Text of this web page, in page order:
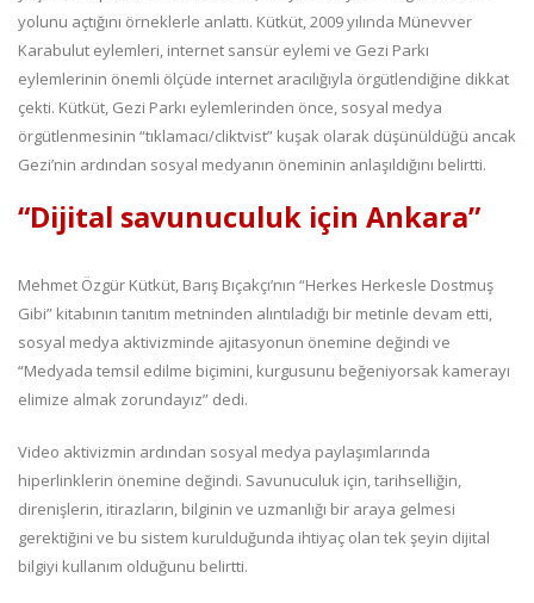
yolunu açtığını örneklerle anlattı. Kütküt, 2009 yılında Münevver
Karabulut eylemleri, internet sansür eylemi ve Gezi Parkı
eylemlerinin önemli ölçüde internet aracılığıyla örgütlendiğine dikkat
çekti. Kütküt, Gezi Parkı eylemlerinden önce, sosyal medya
örgütlenmesinin “tıklamacı/cliktvist” kuşak olarak düşünüldüğü ancak
Gezi’nin ardından sosyal medyanın öneminin anlaşıldığını belirtti.
“Dijital savunuculuk için Ankara”
Mehmet Özgür Kütküt, Barış Bıçakçı’nın “Herkes Herkesle Dostmuş
Gibi” kitabının tanıtım metninden alıntıladığı bir metinle devam etti,
sosyal medya aktivizminde ajitasyonun önemine değindi ve
“Medyada temsil edilme biçimini, kurgusunu beğeniyorsak kamerayı
elimize almak zorundayız” dedi.
Video aktivizmin ardından sosyal medya paylaşımlarında
hiperlinklerin önemine değindi. Savunuculuk için, tarihselliğin,
direnişlerin, itirazların, bilginin ve uzmanlığı bir araya gelmesi
gerektiğini ve bu sistem kurulduğunda ihtiyaç olan tek şeyin dijital
bilgiyi kullanım olduğunu belirtti.